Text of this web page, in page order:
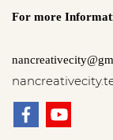
For more